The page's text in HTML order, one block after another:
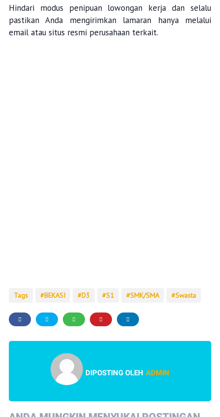
Hindari modus penipuan lowongan kerja dan selalu
pastikan Anda mengirimkan lamaran hanya melalui
email atau situs resmi perusahaan terkait.
Tags BEKASI D3 S1 SMK/SMA Swasta
DIPOSTING OLEH ADMIN